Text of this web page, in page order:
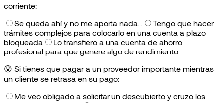
corriente:
Se queda ahí y no me aporta nada…
Tengo que hacer
trámites complejos para colocarlo en una cuenta a plazo
bloqueada
Lo transfiero a una cuenta de ahorro
profesional para que genere algo de rendimiento
😰 Si tienes que pagar a un proveedor importante mientras
un cliente se retrasa en su pago:
Me veo obligado a solicitar un descubierto y cruzo los